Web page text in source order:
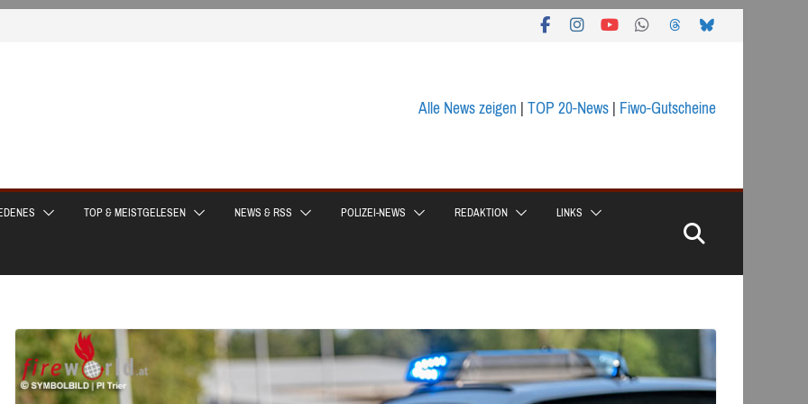
Alle News zeigen|TOP 20-News|Fiwo-Gutscheine
TOP & MEISTGELESEN NEWS & RSS POLIZEI-NEWS REDAKTION LINKS